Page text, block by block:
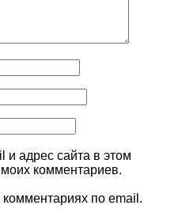
адрес сайта в этом
комментариев.
по email.